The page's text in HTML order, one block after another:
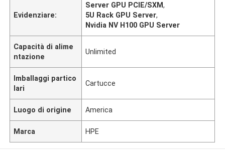
Evidenziare:
Server GPU PCIE/SXM,
5U Rack GPU Server,
Nvidia NV H100 GPU Server
Capacità di alime
ntazione
Unlimited
Imballaggi partico
lari
Cartucce
Luogo di origine America
Marca HPE